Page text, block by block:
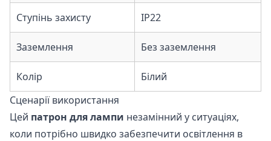
Ступінь захисту IP22
Заземлення Без заземлення
Колір
Білий
Сценарії використання
Цей патрон для лампи незамінний у ситуаціях,
коли потрібно швидко забезпечити освітлення в